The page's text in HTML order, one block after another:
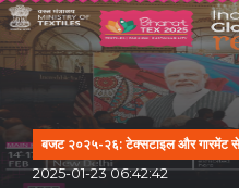
बजट २०२५-२६: टेक्सटाइल और गारमेंट
2025-01-23 06:42:42